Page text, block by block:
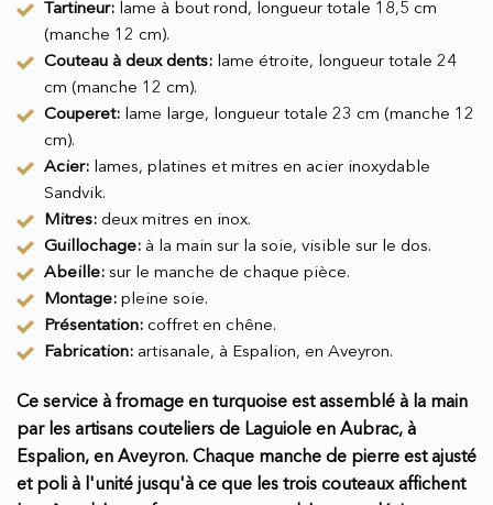
Tartineur: lame à bout rond, longueur totale 18,5 cm
(manche 12 cm).
Couteau à deux dents: lame étroite, longueur totale 24
cm (manche 12 cm).
Couperet: lame large, longueur totale 23 cm (manche 12
cm).
Acier: lames, platines et mitres en acier inoxydable
Sandvik.
Mitres: deux mitres en inox.
Guillochage: à la main sur la soie, visible sur le dos.
Abeille: sur le manche de chaque pièce.
Montage: pleine soie.
Présentation: coffret en chêne.
Fabrication: artisanale, à Espalion, en Aveyron.
Ce service à fromage en turquoise est assemblé à la main
par les artisans couteliers de Laguiole en Aubrac, à
Espalion, en Aveyron. Chaque manche de pierre est ajusté
et poli à l'unité jusqu'à ce que les trois couteaux affichent